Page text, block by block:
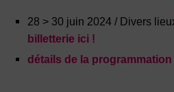
28 > 30 juin 2024 / Divers
billetterie ici !
détails de la programmation